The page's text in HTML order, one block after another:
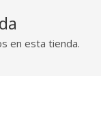
en esta tienda.